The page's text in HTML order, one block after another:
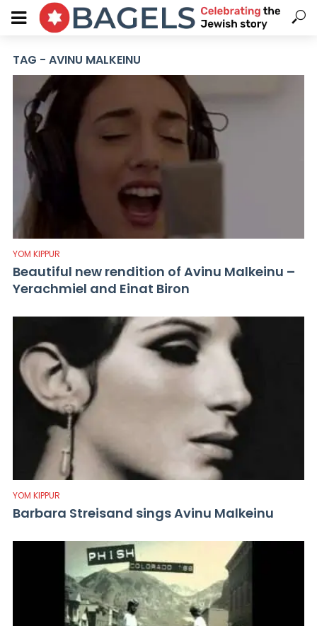
TAG - AVINU MALKEINU
YOM KIPPUR
Beautiful new rendition of Avinu Malkeinu –
Yerachmiel and Einat Biron
YOM KIPPUR
Barbara Streisand sings Avinu Malkeinu